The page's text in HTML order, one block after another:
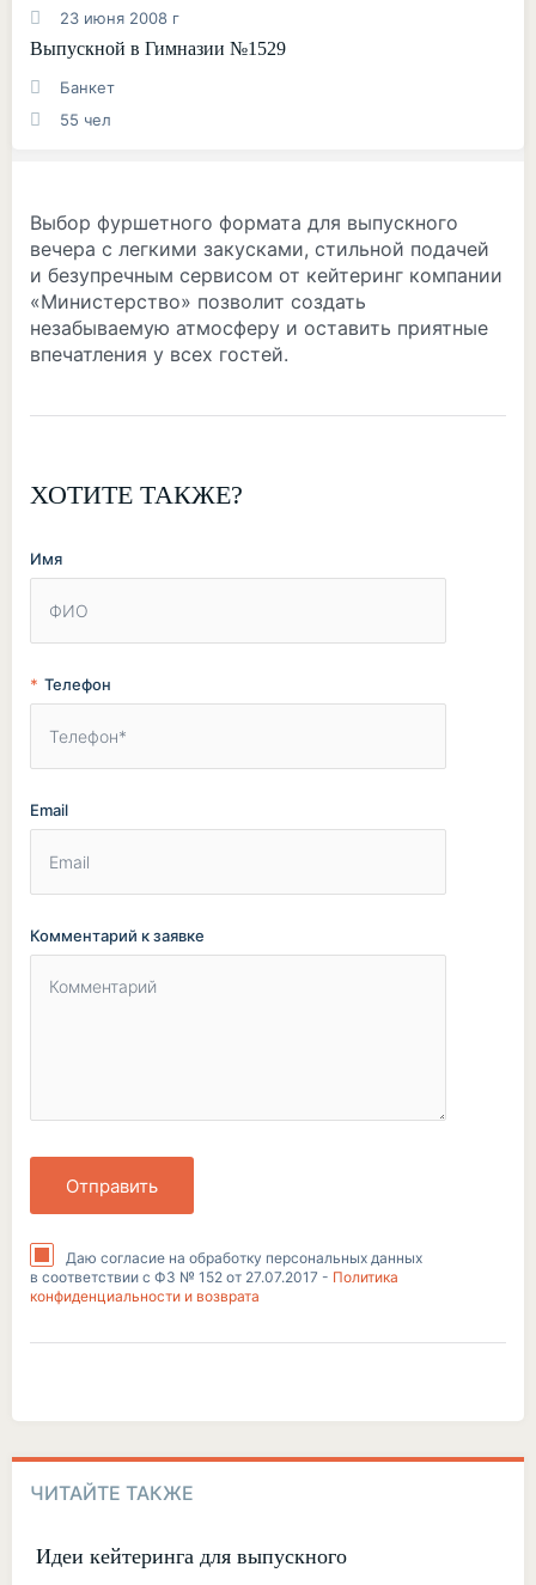
23 июня 2008 г
Выпускной в Гимназии №1529
Банкет
55 чел
Выбор фуршетного формата для выпускного
вечера с легкими закусками, стильной подачей
и безупречным сервисом от кейтеринг компании
«Министерство» позволит создать
незабываемую атмосферу и оставить приятные
впечатления у всех гостей.
ХОТИТЕ ТАКЖЕ?
Имя
Телефон
Email
Комментарий к заявке
Отправить
Даю согласие на обработку персональных данных
в соответствии с ФЗ № 152 от 27.07.2017 - Политика
конфиденциальности и возврата
ЧИТАЙТЕ ТАКЖЕ
Идеи кейтеринга для выпускного